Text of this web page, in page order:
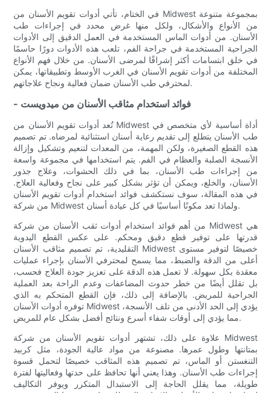
في الختام، تأتي أدوات تقويم الأسنان من Midwest بمجموعة متنوعة
من الأنواع والأشكال، ولكل منها غرض محدد في إجراءات طب
الأسنان. من أدوات الماس المستخدمة في العمل الدقيق إلى الأدوات
الجراحية المستخدمة في جراحة الفم، تلعب هذه الأدوات دورًا حاسمًا
في خلق ابتسامات أكثر إشراقًا لمرضى الأسنان. من خلال فهم الأنواع
المختلفة من أدوات تقويم الأسنان في الغرب الأوسط وتطبيقاتها، يمكن
لمحترفي طب الأسنان ضمان فعالية ونجاح علاجاتهم.
- فوائد استخدام مثاقب الأسنان من ميدويست
تُعد أدوات تقويم الأسنان من Midwest أداة أساسية لأي متخصص في
طب الأسنان يتطلع إلى تقديم رعاية أسنان استثنائية لمرضاه. تم تصميم
هذه القطع الصغيرة، ولكن المهمة، من المعدات لتنعيم وتشكيل وإزالة
الأنسجة الصلبة والعظام في الفم. يتم استخدامها في مجموعة واسعة
من إجراءات طب الأسنان، بما في ذلك الحشوات، وعلاج جذور
الأسنان، والخلع، ويمكن أن تؤثر بشكل كبير على نجاح وفعالية العلاج.
في هذه المقالة، سوف نستكشف فوائد استخدام أدوات تقويم الأسنان
من شركة Midwest ولماذا تعد مكونًا أساسيًا في كل عيادة أسنان.
من أهم فوائد استخدام أدوات ثقب الأسنان من شركة Midwest هي
قدرتها على توفير قطع دقيق ومحكم. على عكس القطع اليدوية
التقليدية، تم تصميم مثاقب الأسنان Midwest خصيصًا لتوفير مستوى
أعلى من الدقة والضبط، مما يسمح لمحترفي الأسنان بإجراء عمليات
معقدة بكل سهولة. لا تعمل هذه الدقة على تعزيز جودة العلاج فحسب،
بل تقلل أيضًا من خطر حدوث المضاعفات وعدم الراحة بعد العملية
الجراحية للمريض. بالإضافة إلى ذلك، فإن القطع المتحكم به الذي
توفره أدوات الأسنان Midwest يؤدي إلى الحد الأدنى من تلف الأنسجة،
مما يؤدي إلى أوقات شفاء أسرع ونتائج أفضل بشكل عام للمريض.
علاوة على ذلك، تشتهر أدوات تقويم الأسنان من شركة Midwest
بمتانتها وطول عمرها. مصنوعة من مواد عالية الجودة، مثل كربيد
التنغستن أو الماس، تم تصميم هذه المثاقب خصيصًا لتحمل قسوة
إجراءات طب الأسنان. وهذا يعني أنها تحافظ على حدتها وفعاليتها لفترة
طويلة، مما يقلل الحاجة إلى الاستبدال المتكرر ويوفر التكاليف